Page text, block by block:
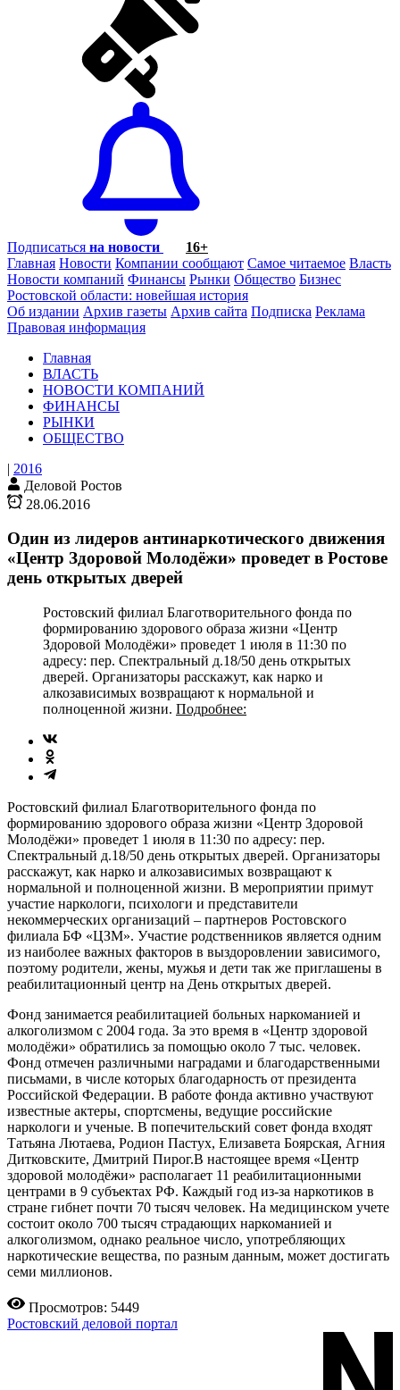
Подписаться на новости
16+
Главная Новости Компании сообщают Самое читаемое Власть
Новости компаний Финансы Рынки Общество Бизнес
Ростовской области: новейшая история
Об издании Архив газеты Архив сайта Подписка Реклама
Правовая информация
Главная
ВЛАСТЬ
НОВОСТИ КОМПАНИЙ
ФИНАНСЫ
РЫНКИ
ОБЩЕСТВО
| 2016
Деловой Ростов
28.06.2016
Один из лидеров антинаркотического движения
«Центр Здоровой Молодёжи» проведет в Ростове
день открытых дверей
Ростовский филиал Благотворительного фонда по
формированию здорового образа жизни «Центр
Здоровой Молодёжи» проведет 1 июля в 11:30 по
адресу: пер. Спектральный д.18/50 день открытых
дверей. Организаторы расскажут, как нарко и
алкозависимых возвращают к нормальной и
полноценной жизни. Подробнее:
Ростовский филиал Благотворительного фонда по
формированию здорового образа жизни «Центр Здоровой
Молодёжи» проведет 1 июля в 11:30 по адресу: пер.
Спектральный д.18/50 день открытых дверей. Организаторы
расскажут, как нарко и алкозависимых возвращают к
нормальной и полноценной жизни. В мероприятии примут
участие наркологи, психологи и представители
некоммерческих организаций – партнеров Ростовского
филиала БФ «ЦЗМ». Участие родственников является одним
из наиболее важных факторов в выздоровлении зависимого,
поэтому родители, жены, мужья и дети так же приглашены в
реабилитационный центр на День открытых дверей.
Фонд занимается реабилитацией больных наркоманией и
алкоголизмом с 2004 года. За это время в «Центр здоровой
молодёжи» обратились за помощью около 7 тыс. человек.
Фонд отмечен различными наградами и благодарственными
письмами, в числе которых благодарность от президента
Российской Федерации. В работе фонда активно участвуют
известные актеры, спортсмены, ведущие российские
наркологи и ученые. В попечительский совет фонда входят
Татьяна Лютаева, Родион Пастух, Елизавета Боярская, Агния
Дитковските, Дмитрий Пирог.В настоящее время «Центр
здоровой молодёжи» располагает 11 реабилитационными
центрами в 9 субъектах РФ. Каждый год из-за наркотиков в
стране гибнет почти 70 тысяч человек. На медицинском учете
состоит около 700 тысяч страдающих наркоманией и
алкоголизмом, однако реальное число, употребляющих
наркотические вещества, по разным данным, может достигать
семи миллионов.
Просмотров: 5449
Ростовский деловой портал